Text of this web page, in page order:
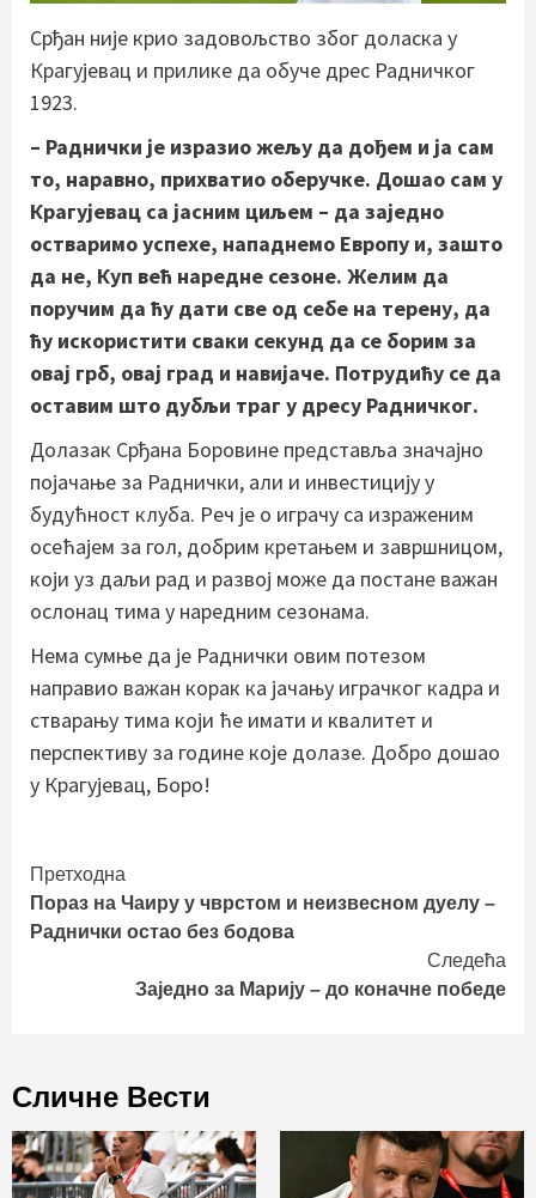
Срђан није крио задовољство због доласка у
Крагујевац и прилике да обуче дрес Радничког
1923.
– Раднички је изразио жељу да дођем и ја сам
то, наравно, прихватио оберучке. Дошао сам у
Крагујевац са јасним циљем – да заједно
остваримо успехе, нападнемо Европу и, зашто
да не, Куп већ наредне сезоне. Желим да
поручим да ћу дати све од себе на терену, да
ћу искористити сваки секунд да се борим за
овај грб, овај град и навијаче. Потрудићу се да
оставим што дубљи траг у дресу Радничког.
Долазак Срђана Боровине представља значајно
појачање за Раднички, али и инвестицију у
будућност клуба. Реч је о играчу са израженим
осећајем за гол, добрим кретањем и завршницом,
који уз даљи рад и развој може да постане важан
ослонац тима у наредним сезонама.
Нема сумње да је Раднички овим потезом
направио важан корак ка јачању играчког кадра и
стварању тима који ће имати и квалитет и
перспективу за године које долазе. Добро дошао
у Крагујевац, Боро!
Continue
Reading
Претходна
Пораз на Чаиру у чврстом и неизвесном дуелу –
Раднички остао без бодова
Следећа
Заједно за Марију – до коначне победе
Сличне Вести